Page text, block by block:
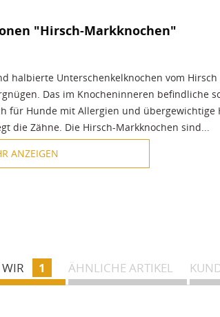
"Hirsch-Markknochen"
ANZEIGEN
halbierte Unterschenkelknochen vom
Das im Knocheninneren befindliche
für Hunde mit Allergien und
die Zähne. Die Hirsch-Markknochen sind...
72,4%, Rohfett 8,3%, Rohasche 9,0%, Feuchte
1 ÄHNLICHE ARTIKEL